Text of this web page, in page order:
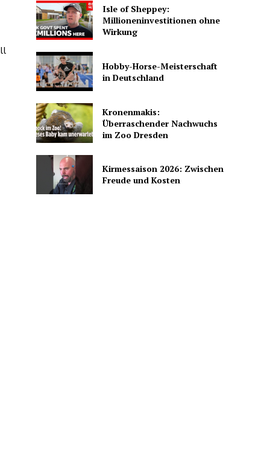
Isle of Sheppey:
Millioneninvestitionen ohne
Wirkung
Hobby-Horse-Meisterschaft
in Deutschland
Kronenmakis:
Überraschender Nachwuchs
im Zoo Dresden
Kirmessaison 2026: Zwischen
Freude und Kosten